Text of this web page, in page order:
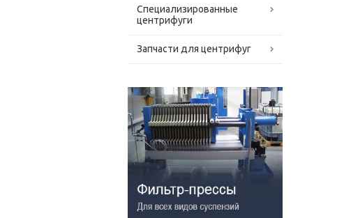
Специализированные
центрифуги
Запчасти для центрифуг